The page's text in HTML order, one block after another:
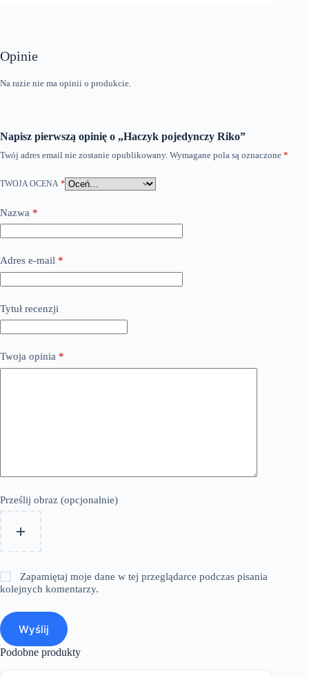
Opinie
Na razie nie ma opinii o produkcie.
Napisz pierwszą opinię o „Haczyk pojedynczy Riko”
Twój adres email nie zostanie opublikowany. Wymagane pola są oznaczone *
TWOJA OCENA *
Nazwa *
Adres e-mail *
Tytuł recenzji
Twoja opinia *
Prześlij obraz (opcjonalnie)
Zapamiętaj moje dane w tej przeglądarce podczas pisania
kolejnych komentarzy.
Wyślij
Podobne produkty